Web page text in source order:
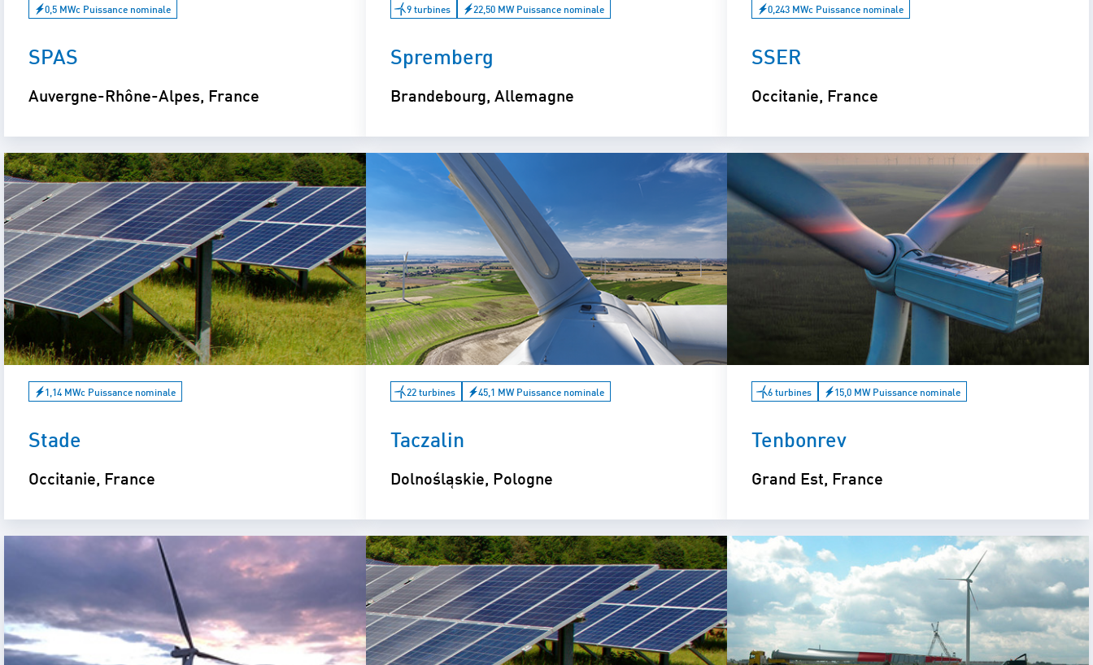
0,5 MWc Puissance nominale
SPAS
Auvergne-Rhône-Alpes, France
9 turbines 22,50 MW Puissance nominale
Spremberg
Brandebourg, Allemagne
0,243 MWc Puissance nominale
SSER
Occitanie, France
1,14 MWc Puissance nominale
Stade
Occitanie, France
22 turbines 45,1 MW Puissance nominale
Taczalin
Dolnośląskie, Pologne
6 turbines 15,0 MW Puissance nominale
Tenbonrev
Grand Est, France